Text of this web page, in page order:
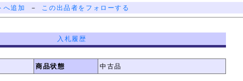
へ追加 － この出品者をフォローする
入札履歴
商品状態 中古品